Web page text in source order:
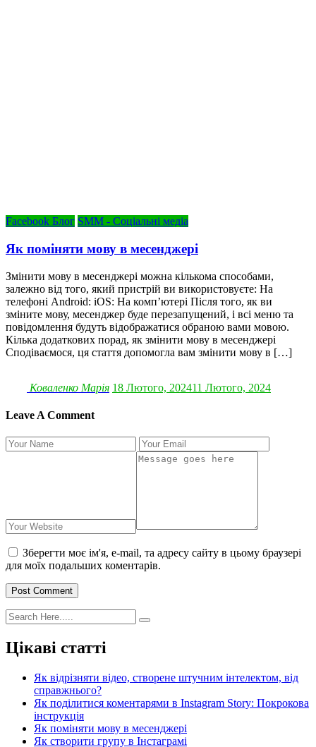
Facebook Блог SMM - Соціальні медіа
Як поміняти мову в месенджері
Змінити мову в месенджері можна кількома способами,
залежно від того, який пристрій ви використовуєте: На
телефоні Android: iOS: На комп’ютері Після того, як ви
зміните мову, месенджер буде перезапущений, і всі меню та
повідомлення будуть відображатися обраною вами мовою.
Кілька додаткових порад, як змінити мову в месенджері
Сподіваємося, ця стаття допомогла вам змінити мову в […]
Коваленко Марія 18 Лютого, 202411 Лютого, 2024
Leave A Comment
Зберегти моє ім'я, e-mail, та адресу сайту в цьому браузері
для моїх подальших коментарів.
Post Comment
Цікаві статті
Як відрізняти відео, створене штучним інтелектом, від
справжнього?
Як поділитися коментарями в Instagram Story: Покрокова
інструкція
Як поміняти мову в месенджері
Як створити групу в Інстаграмі